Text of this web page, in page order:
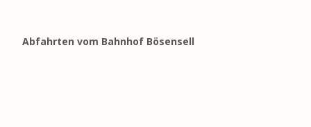
Abfahrten vom Bahnhof Bösensell